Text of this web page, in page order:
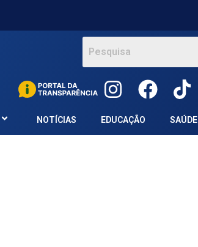
NOTÍCIAS EDUCAÇÃO SAÚDE